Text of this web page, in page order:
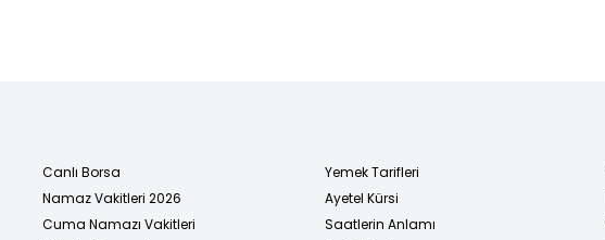
Canlı Borsa
Namaz Vakitleri 2026
Cuma Namazı Vakitleri
Yemek Tarifleri
Ayetel Kürsi
Saatlerin Anlamı